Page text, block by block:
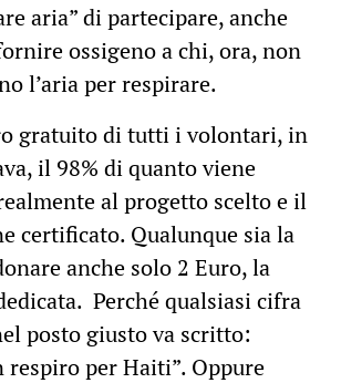
aria” di partecipare, anche
ossigeno a chi, ora, non
l’aria per respirare.
gratuito di tutti i volontari, in
il 98% di quanto viene
al progetto scelto e il
certificato. Qualunque sia la
anche solo 2 Euro, la
Perché qualsiasi cifra
posto giusto va scritto:
respiro per Haiti”. Oppure